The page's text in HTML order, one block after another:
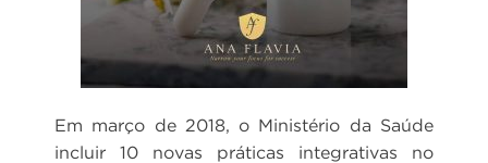
Em março de 2018, o Ministério da Saúde
incluir 10 novas práticas integrativas no